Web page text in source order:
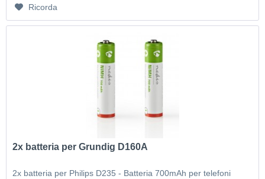
Ricorda
2x batteria per Grundig D160A
2x batteria per Philips D235 - Batteria 700mAh per telefoni